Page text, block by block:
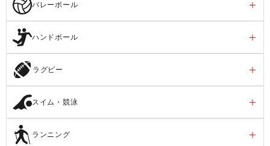
バレーボール
ハンドボール
ラグビー
スイム・競泳
ランニング